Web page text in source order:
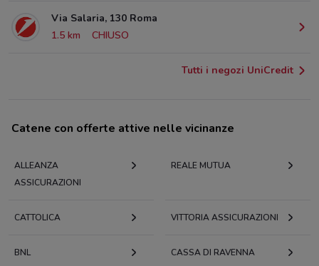
Via Salaria, 130 Roma
1.5 km
CHIUSO
Tutti i negozi UniCredit
Catene con offerte attive nelle vicinanze
ALLEANZA
ASSICURAZIONI
REALE MUTUA
CATTOLICA VITTORIA ASSICURAZIONI
BNL CASSA DI RAVENNA